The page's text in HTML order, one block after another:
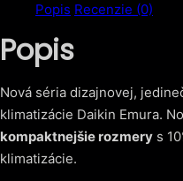
Popis Recenzie (0)
Popis
Nová séria dizajnovej,
klimatizácie Daikin Emura.
kompaktnejšie rozmery s
klimatizácie.